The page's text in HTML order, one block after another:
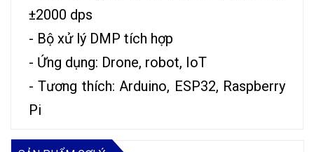
±2000 dps
- Bộ xử lý DMP tích hợp
- Ứng dụng: Drone, robot, IoT
- Tương thích: Arduino, ESP32, Raspberry
Pi